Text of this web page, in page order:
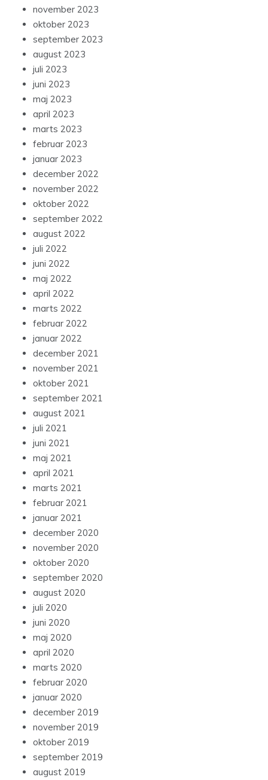
november 2023
oktober 2023
september 2023
august 2023
juli 2023
juni 2023
maj 2023
april 2023
marts 2023
februar 2023
januar 2023
december 2022
november 2022
oktober 2022
september 2022
august 2022
juli 2022
juni 2022
maj 2022
april 2022
marts 2022
februar 2022
januar 2022
december 2021
november 2021
oktober 2021
september 2021
august 2021
juli 2021
juni 2021
maj 2021
april 2021
marts 2021
februar 2021
januar 2021
december 2020
november 2020
oktober 2020
september 2020
august 2020
juli 2020
juni 2020
maj 2020
april 2020
marts 2020
februar 2020
januar 2020
december 2019
november 2019
oktober 2019
september 2019
august 2019